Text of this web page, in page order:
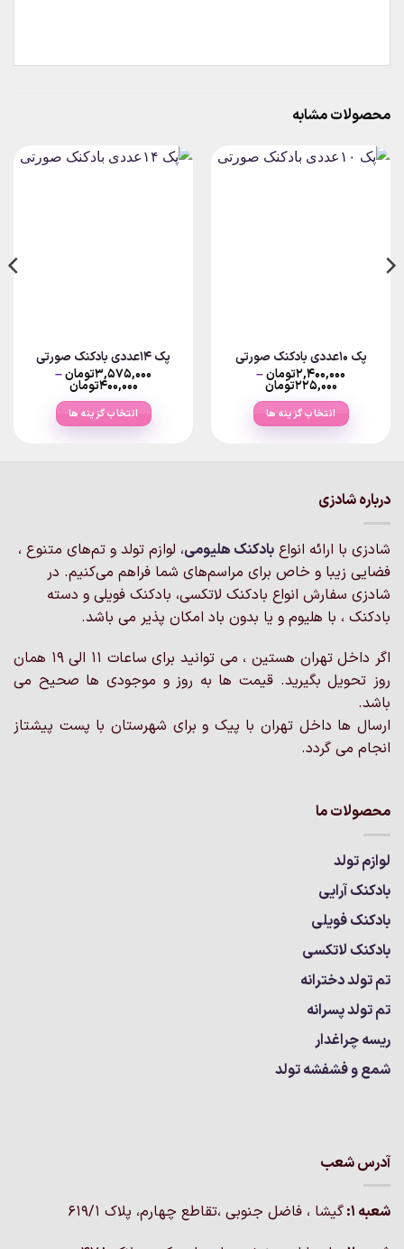
محصولات مشابه
پک ۱۰عددی بادکنک صورتی
۲,۴۰۰,۰۰۰تومان–
۲۲۵,۰۰۰تومانPrice
range:
through
۲,۴۰۰,۰۰۰تومان
انتخاب گزینه ها
باشد.
گزینه
ها
ممکن
است
صفحه
محصول
شوند
پک ۱۴عددی بادکنک صورتی
۳,۵۷۵,۰۰۰تومان–
۴۰۰,۰۰۰تومانPrice
range:
through
۳,۵۷۵,۰۰۰تومان
انتخاب گزینه ها
باشد.
گزینه
ها
ممکن
است
صفحه
محصول
شوند
درباره شادزی
شادزی با ارائه انواع بادکنک‌ هلیومی، لوازم تولد و تم‌های متنوع ،
فضایی زیبا و خاص برای مراسم‌های شما فراهم می‌کنیم. در
شادزی سفارش انواع بادکنک لاتکسی، بادکنک فویلی و دسته
بادکنک ، با هلیوم و یا بدون باد امکان پذیر می باشد.
اگر داخل تهران هستین ، می توانید برای ساعات 11 الی 19 همان
روز تحویل بگیرید. قیمت ها به روز و موجودی ها صحیح می
باشد.
ارسال ها داخل تهران با پیک و برای شهرستان با پست پیشتاز
انجام می گردد.
محصولات ما
لوازم تولد
بادکنک آرایی
بادکنک فویلی
بادکنک لاتکسی
تم تولد دخترانه
تم تولد پسرانه
ریسه چراغدار
شمع و فشفشه تولد
آدرس شعب
شعبه 1:
گيشا ، فاضل جنوبی ،تقاطع چهارم، پلاک 619/1